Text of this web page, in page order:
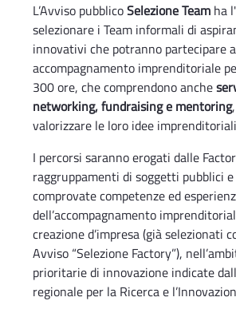
L’Avviso pubblicoSelezione Team ha
selezionare i Team informali di
innovativi che potranno partecipare
accompagnamento imprenditoriale
300 ore, che comprendono anche
networking, fundraising e mentoring
valorizzare le loro idee
I percorsi saranno erogati dalle
raggruppamenti di soggetti pubblici
comprovate competenze ed
dell’accompagnamento
creazione d’impresa (già selezionati
Avviso “Selezione Factory”),
prioritarie di innovazione indicate
regionale per la Ricerca e